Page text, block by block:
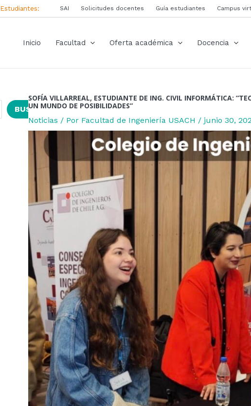
Estudiantes: SAI Solicitudes docentes Guía estudiantes Campus
Inicio Facultad Oferta académica Docencia
BUSCAR
SOFÍA VILLARREAL, ESTUDIANTE DE ING. CIVIL INFORMÁTICA:
UN MUNDO DE POSIBILIDADES”
Noticias / Por Facultad de Ingeniería USACH / junio 30,
Navegación
de